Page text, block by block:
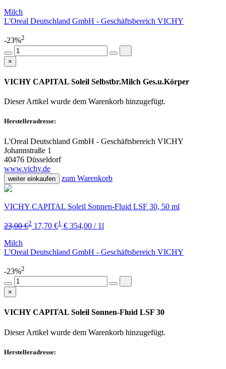
Milch
L'Oreal Deutschland GmbH - Geschäftsbereich VICHY
-23%2
×
VICHY CAPITAL Soleil Selbstbr.Milch Ges.u.Körper
Dieser Artikel wurde dem Warenkorb hinzugefügt.
Herstelleradresse:
L'Oreal Deutschland GmbH - Geschäftsbereich VICHY
Johannstraße 1
40476 Düsseldorf
www.vichy.de
weiter einkaufen zum Warenkorb
VICHY CAPITAL Soleil Sonnen-Fluid LSF 30, 50 ml
23,00 €2 17,70 €1 € 354,00 / 1l
Milch
L'Oreal Deutschland GmbH - Geschäftsbereich VICHY
-23%2
×
VICHY CAPITAL Soleil Sonnen-Fluid LSF 30
Dieser Artikel wurde dem Warenkorb hinzugefügt.
Herstelleradresse: